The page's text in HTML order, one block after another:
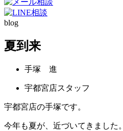
blog
夏到来
手塚 進
宇都宮店スタッフ
宇都宮店の手塚です。
今年も夏が、近づいてきました。